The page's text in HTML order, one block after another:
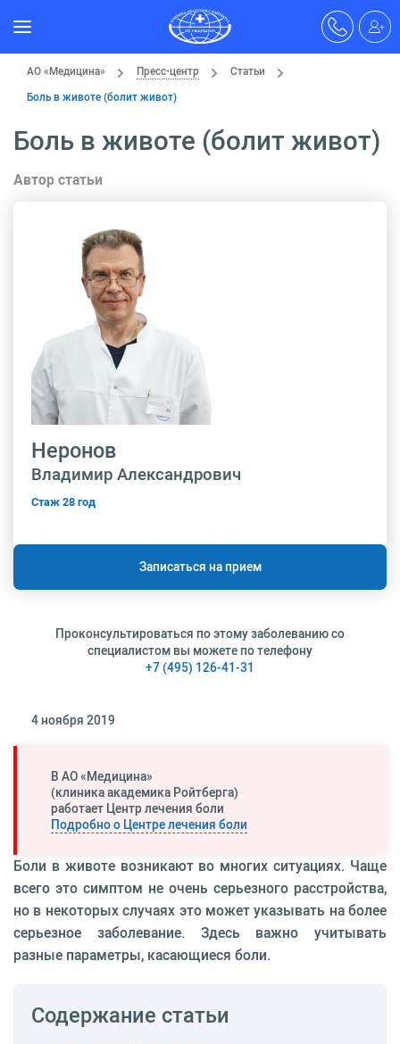
АО «Медицина» Пресс-центр
Статьи
Боль в животе (болит живот)
Боль в животе (болит живот)
4 ноября 2019
В АО «Медицина»
(клиника академика Ройтберга)
работает Центр лечения боли
Подробно о Центре лечения боли
Боли в животе возникают во многих ситуациях. Чаще
всего это симптом не очень серьезного расстройства,
но в некоторых случаях это может указывать на более
серьезное заболевание. Здесь важно учитывать
разные параметры, касающиеся боли.
Содержание статьи
Автор статьи
Неронов
Владимир Александрович
Стаж 28 год
Записаться на прием
Проконсультироваться по этому заболеванию со
специалистом вы можете по телефону
+7 (495) 126-41-31